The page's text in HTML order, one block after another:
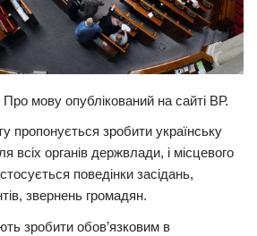
мову опублікований на сайті ВР.
пропонується зробити українську
всіх органів держвлади, і місцевого
поведінки засідань,
звернень громадян.
зробити обов’язковим в